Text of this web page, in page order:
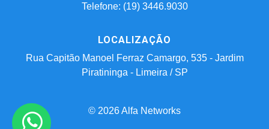
Telefone: (19) 3446.9030
LOCALIZAÇÃO
Rua Capitão Manoel Ferraz Camargo, 535 - Jardim
Piratininga - Limeira / SP
© 2026 Alfa Networks